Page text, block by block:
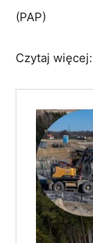
(PAP)
Czytaj więcej: